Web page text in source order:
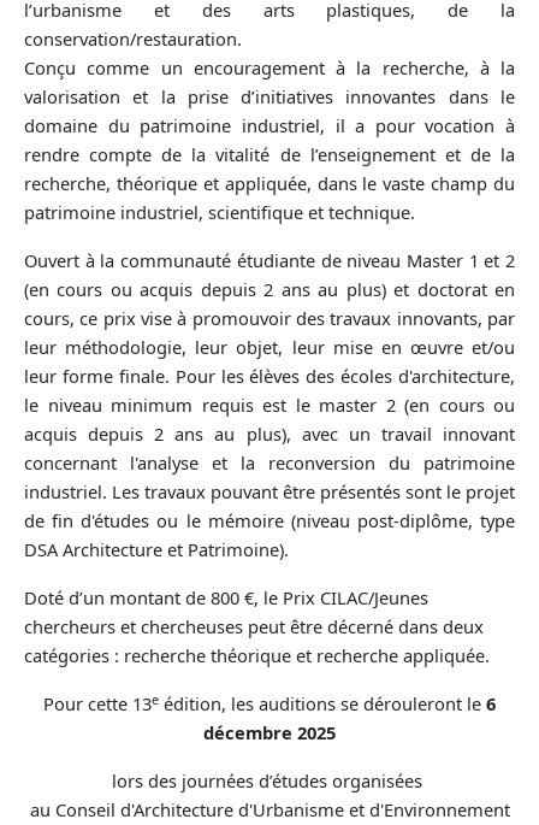
l’urbanisme et des arts plastiques, de la
conservation/restauration.
Conçu comme un encouragement à la recherche, à la
valorisation et la prise d’initiatives innovantes dans le
domaine du patrimoine industriel, il a pour vocation à
rendre compte de la vitalité de l’enseignement et de la
recherche, théorique et appliquée, dans le vaste champ du
patrimoine industriel, scientifique et technique.
Ouvert à la communauté étudiante de niveau Master 1 et 2
(en cours ou acquis depuis 2 ans au plus) et doctorat en
cours, ce prix vise à promouvoir des travaux innovants, par
leur méthodologie, leur objet, leur mise en œuvre et/ou
leur forme finale. Pour les élèves des écoles d'architecture,
le niveau minimum requis est le master 2 (en cours ou
acquis depuis 2 ans au plus), avec un travail innovant
concernant l'analyse et la reconversion du patrimoine
industriel. Les travaux pouvant être présentés sont le projet
de fin d'études ou le mémoire (niveau post-diplôme, type
DSA Architecture et Patrimoine).
Doté d’un montant de 800 €, le Prix CILAC/Jeunes
chercheurs et chercheuses peut être décerné dans deux
catégories : recherche théorique et recherche appliquée.
Pour cette 13e édition, les auditions se dérouleront le 6
décembre 2025
lors des journées d’études organisées
au Conseil d'Architecture d'Urbanisme et d'Environnement